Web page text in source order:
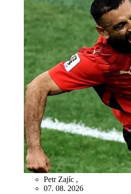
Petr Zajíc ,
07. 08. 2026